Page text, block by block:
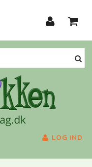
LOG IND